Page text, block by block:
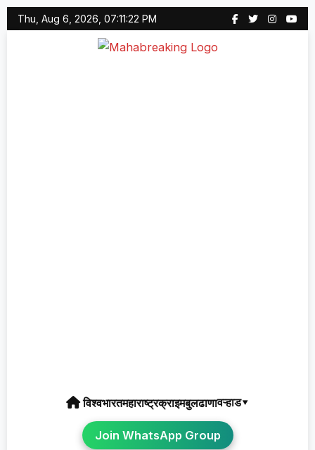
Skip
to
Thu, Aug 6, 2026, 07:11:22 PM
विश्वभारतमहाराष्ट्रक्राइमबुलढाणावऱ्हाड▾
Join WhatsApp Group